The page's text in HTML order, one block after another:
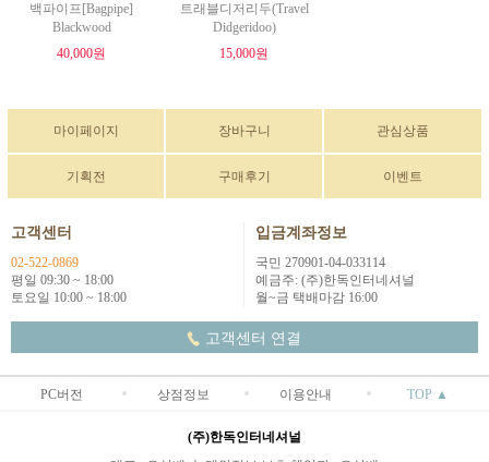
백파이프[Bagpipe]
Blackwood
40,000원
트래블디저리두(Travel
Didgeridoo)
15,000원
마이페이지 장바구니 관심상품
기획전 구매후기 이벤트
고객센터
02-522-0869
평일 09:30 ~ 18:00
토요일 10:00 ~ 18:00
입금계좌정보
국민 270901-04-033114
예금주: (주)한독인터네셔널
월~금 택배마감 16:00
고객센터 연결
PC버전 상점정보 이용안내 TOP ▲
(주)한독인터네셔널